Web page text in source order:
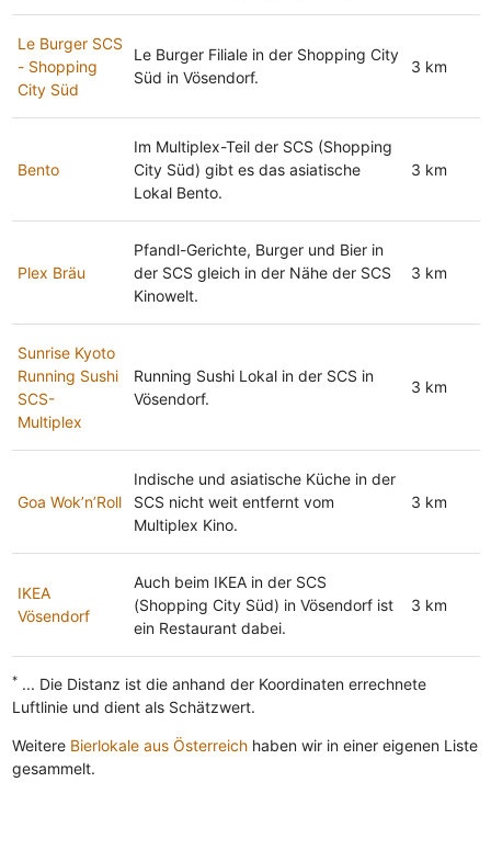
Le Burger SCS
- Shopping
City Süd
Le Burger Filiale in der Shopping City
Süd in Vösendorf.
3 km
Bento
Im Multiplex-Teil der SCS (Shopping
City Süd) gibt es das asiatische
Lokal Bento.
3 km
Plex Bräu
Pfandl-Gerichte, Burger und Bier in
der SCS gleich in der Nähe der SCS
Kinowelt.
3 km
Sunrise Kyoto
Running Sushi
SCS-
Multiplex
Running Sushi Lokal in der SCS in
Vösendorf.
3 km
Goa Wok’n’Roll
Indische und asiatische Küche in der
SCS nicht weit entfernt vom
Multiplex Kino.
3 km
IKEA
Vösendorf
Auch beim IKEA in der SCS
(Shopping City Süd) in Vösendorf ist
ein Restaurant dabei.
3 km
*... Die Distanz ist die anhand der Koordinaten errechnete
Luftlinie und dient als Schätzwert.
Weitere Bierlokale aus Österreichhaben wir in einer eigenen Liste
gesammelt.